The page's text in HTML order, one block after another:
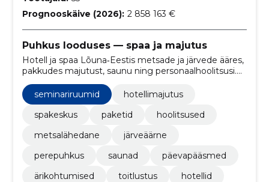
Prognooskäive (2026): 2 858 163 €
Puhkus looduses — spaa ja majutus
Hotell ja spaa Lõuna‑Eestis metsade ja järvede ääres,
pakkudes majutust, saunu ning personaalhoolitsusi.
Pakume pakettreise, seminare ja mugavat
otsebroneerimist ning e‑poe lahendust.
seminariruumid
hotellimajutus
spakeskus
paketid
hoolitsused
metsalähedane
järveäärne
perepuhkus
saunad
päevapääsmed
ärikohtumised
toitlustus hotellid